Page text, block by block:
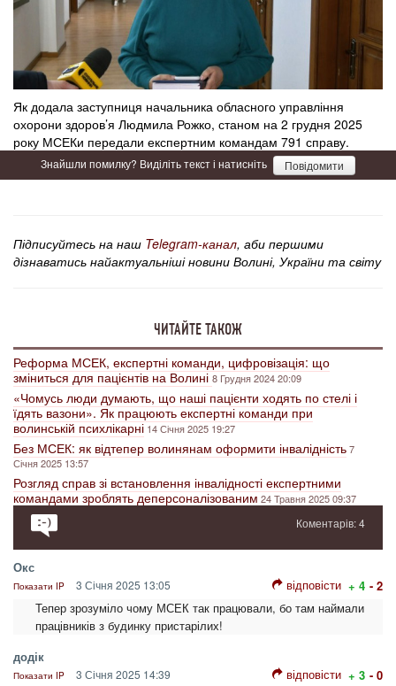
Як додала заступниця начальника обласного управління
охорони здоров’я Людмила Рожко, станом на 2 грудня 2025
року МСЕКи передали експертним командам 791 справу.
Знайшли помилку? Виділіть текст і натисніть Повідомити
Підписуйтесь на наш Telegram-канал, аби першими
дізнаватись найактуальніші новини Волині, України та світу
ЧИТАЙТЕ ТАКОЖ
Реформа МСЕК, експертні команди, цифровізація: що
зміниться для пацієнтів на Волині8 Грудня 2024 20:09
«Чомусь люди думають, що наші пацієнти ходять по стелі і
їдять вазони». Як працюють експертні команди при
волинській психлікарні 14 Січня 2025 19:27
Без МСЕК: як відтепер волинянам оформити інвалідність7
Січня 2025 13:57
Розгляд справ зі встановлення інвалідності експертними
командами зроблять деперсоналізованим24 Травня 2025 09:37
Коментарів: 4
Окс
Показати IP 3 Січня 2025 13:05 відповісти + 4 - 2
Тепер зрозуміло чому МСЕК так працювали, бо там наймали
працівників з будинку пристарілих!
додік
Показати IP 3 Січня 2025 14:39 відповісти + 3 - 0